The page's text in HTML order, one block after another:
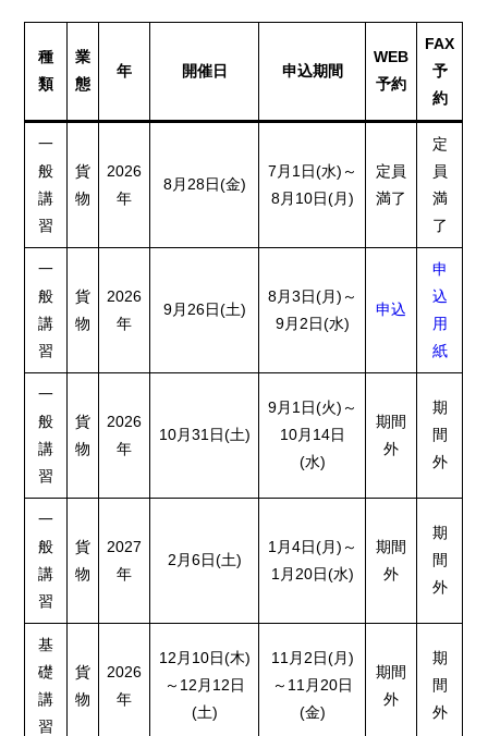
種
類
業
態
年 開催日 申込期間
WEB
予約
FAX
予
約
一
般
講
習
貨
物
2026
年
8月28日(金)
7月1日(水)～
8月10日(月)
定員
満了
定
員
満
了
一
般
講
習
貨
物
2026
年
9月26日(土)
8月3日(月)～
9月2日(水)
申込
申
込
用
紙
一
般
講
習
貨
物
2026
年
10月31日(土)
9月1日(火)～
10月14日
(水)
期間
外
期
間
外
一
般
講
習
貨
物
2027
年
2月6日(土)
1月4日(月)～
1月20日(水)
期間
外
期
間
外
基
礎
講
習
貨
物
2026
年
12月10日(木)
～12月12日
(土)
11月2日(月)
～11月20日
(金)
期間
外
期
間
外